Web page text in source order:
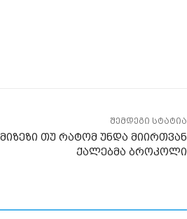
შემდეგი სტატია
მიზეზი თუ რატომ უნდა მიირთვან
ქალებმა ბროკოლი